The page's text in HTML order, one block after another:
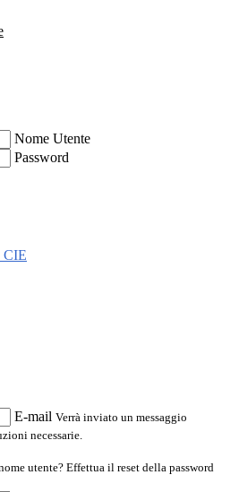
Nome Utente
Password
CIE
E-mail Verrà inviato un messaggio
necessarie.
utente? Effettua il reset della password